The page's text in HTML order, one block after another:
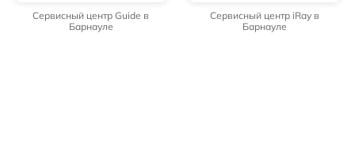
Сервисный центр Guide в
Барнауле
Сервисный центр iRay в
Барнауле